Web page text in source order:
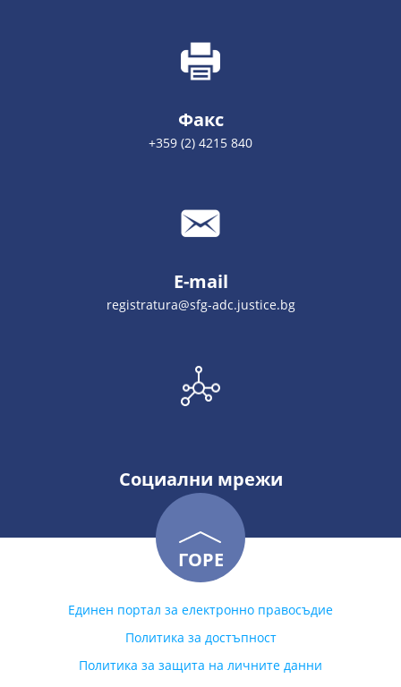
Факс
+359 (2) 4215 840
E-mail
registratura@sfg-adc.justice.bg
Социални мрежи
ГОРЕ
Единен портал за електронно правосъдие
Политика за достъпност
Политика за защита на личните данни